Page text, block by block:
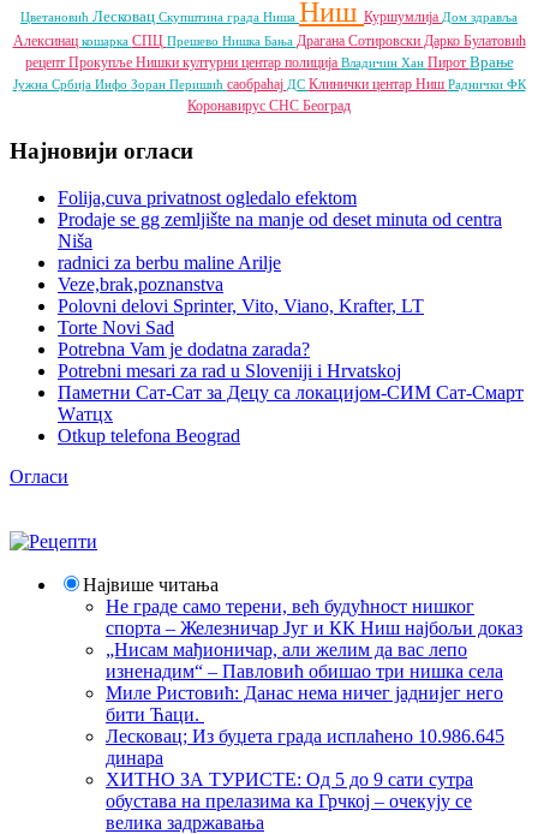
Цветановић Лесковац Скупштина града Ниша Ниш Куршумлија Дом здравља
Алексинац кошарка СПЦ Прешево Нишка Бања Драгана Сотировски Дарко Булатовић
рецепт Прокупље Нишки културни центар полиција Владичин Хан Пирот Врање
Јужна Србија Инфо Зоран Перишић саобраћај ДС Клинички центар Ниш Раднички ФК
Коронавирус СНС Београд
Најновији огласи
Folija,cuva privatnost ogledalo efektom
Prodaje se gg zemljište na manje od deset minuta od centra
Niša
radnici za berbu maline Arilje
Veze,brak,poznanstva
Polovni delovi Sprinter, Vito, Viano, Krafter, LT
Torte Novi Sad
Potrebna Vam je dodatna zarada?
Potrebni mesari za rad u Sloveniji i Hrvatskoj
Паметни Сат-Сат за Децу са локацијом-СИМ Сат-Смарт
Wатцх
Otkup telefona Beograd
Огласи
Највише читања
Не граде само терени, већ будућност нишког
спорта – Железничар Југ и КК Ниш најбољи доказ
„Нисам мађионичар, али желим да вас лепо
изненадим“ – Павловић обишао три нишка села
Миле Ристовић: Данас нема ничег јаднијег него
бити Ћаци.
Лесковац; Из буџета града исплаћено 10.986.645
динара
ХИТНО ЗА ТУРИСТЕ: Од 5 до 9 сати сутра
обустава на прелазима ка Грчкој – очекују се
велика задржавања